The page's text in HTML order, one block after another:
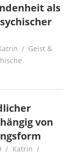
als
Geist &
von
Katrin